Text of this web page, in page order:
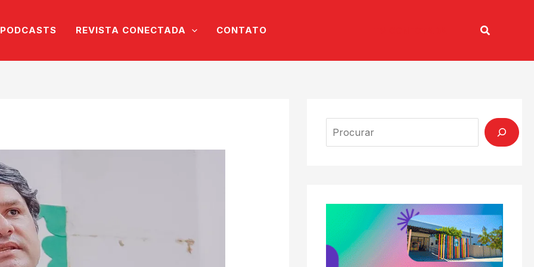
PODCASTS REVISTA CONECTADA CONTATO Pesquisar
Search